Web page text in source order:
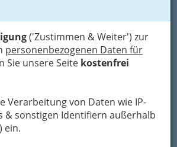
('Zustimmen & Weiter') zur
personenbezogenen Daten für
Sie unsere Seite kostenfrei
Verarbeitung von Daten wie IP-
& sonstigen Identifiern außerhalb
ein.
Graz - data.graz.gv.at